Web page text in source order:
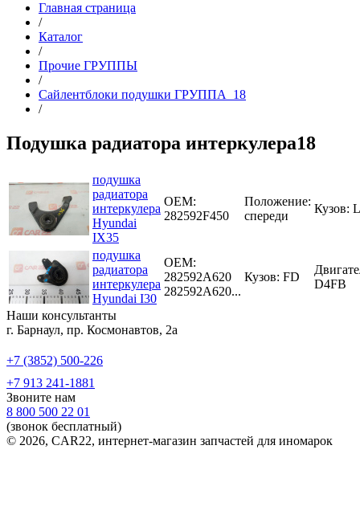
Главная страница
/
Каталог
/
Прочие ГРУППЫ
/
Сайлентблоки подушки ГРУППА_18
/
Подушка радиатора интеркулера18
подушка
радиатора
интеркулера
Hyundai
IX35
OEM:
282592F450
Положение:
спереди
Кузов:
подушка
радиатора
интеркулера
Hyundai I30
OEM:
282592A620
282592A620...
Кузов: FD
D4FB
Наши консультанты
г. Барнаул, пр. Космонавтов, 2а
+7 (3852) 500-226
+7 913 241-1881
Звоните нам
8 800 500 22 01
(звонок бесплатный)
© 2026, CAR22, интернет-магазин запчастей для иномарок